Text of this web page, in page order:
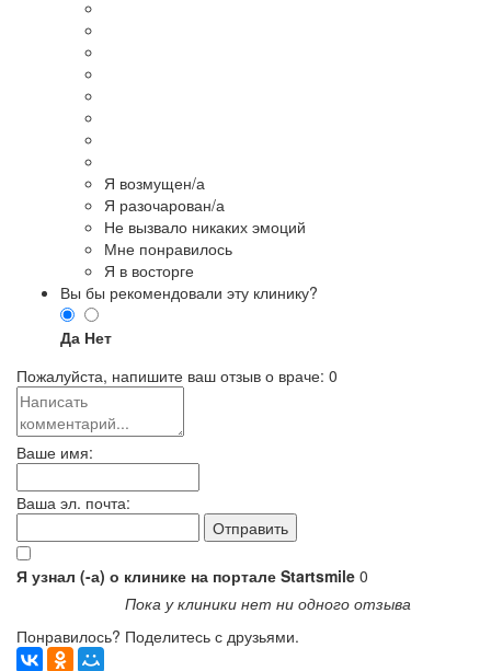
Я возмущен/а
Я разочарован/а
Не вызвало никаких эмоций
Мне понравилось
Я в восторге
Вы бы рекомендовали эту клинику?
Да Нет
Пожалуйста, напишите ваш отзыв о враче: 0
Ваше имя:
Ваша эл. почта:
Я узнал (-а) о клинике на портале Startsmile 0
Пока у клиники нет ни одного отзыва
Понравилось? Поделитесь с друзьями.